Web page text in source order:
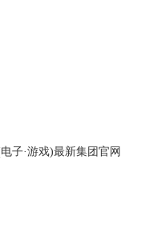
子·游戏)最新集团官网